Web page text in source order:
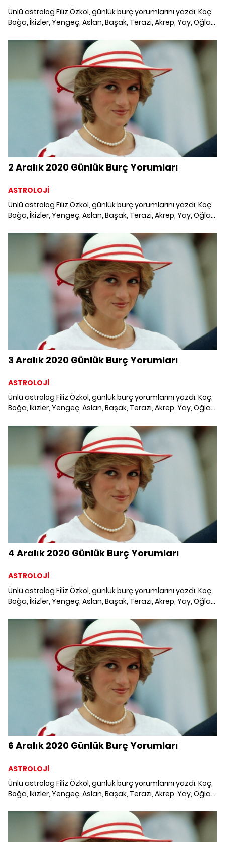
Ünlü astrolog Filiz Özkol, günlük burç yorumlarını yazdı. Koç,
Boğa, İkizler, Yengeç, Aslan, Başak, Terazi, Akrep, Yay, Oğlak,
2 Aralık 2020 Günlük Burç Yorumları
ASTROLOJİ
Ünlü astrolog Filiz Özkol, günlük burç yorumlarını yazdı. Koç,
Boğa, İkizler, Yengeç, Aslan, Başak, Terazi, Akrep, Yay, Oğlak,
3 Aralık 2020 Günlük Burç Yorumları
ASTROLOJİ
Ünlü astrolog Filiz Özkol, günlük burç yorumlarını yazdı. Koç,
Boğa, İkizler, Yengeç, Aslan, Başak, Terazi, Akrep, Yay, Oğlak,
burç yorumları, haftalık burç, yükselen burç, burç uyumu,
burç özellikleri ve günlük astroloji rehberi.
4 Aralık 2020 Günlük Burç Yorumları
ASTROLOJİ
Ünlü astrolog Filiz Özkol, günlük burç yorumlarını yazdı. Koç,
Boğa, İkizler, Yengeç, Aslan, Başak, Terazi, Akrep, Yay, Oğlak,
Burç Yorumları; Haftalık burç, yükselen burç, burç uyumu,
burç özellikleri ve günlük astroloji haberleri burçların dikkat
etmesi gereken konular ve merak edilenler...
6 Aralık 2020 Günlük Burç Yorumları
ASTROLOJİ
Ünlü astrolog Filiz Özkol, günlük burç yorumlarını yazdı. Koç,
Boğa, İkizler, Yengeç, Aslan, Başak, Terazi, Akrep, Yay, Oğlak,
Burç Yorumları; Haftalık burç, yükselen burç, burç uyumu,
burç özellikleri ve günlük astroloji haberleri burçların dikkat
etmesi gereken konular ve merak edilenler...